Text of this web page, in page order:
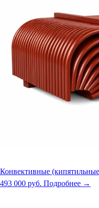
Конвективные
493 000 руб. Подробнее →